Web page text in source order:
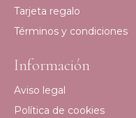
Tarjeta regalo
Términos y condiciones
Información
Aviso legal
Política de cookies